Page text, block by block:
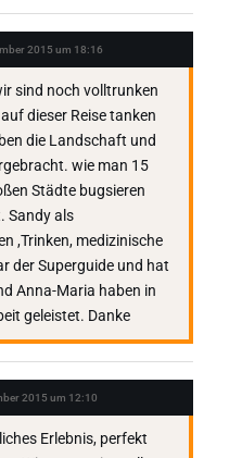
2015 um 18:16
sind noch volltrunken
dieser Reise tanken
die Landschaft und
wie man 15
Städte bugsieren
Sandy als
,Trinken, medizinische
der Superguide und hat
Anna-Maria haben in
geleistet. Danke
2015 um 12:10
Erlebnis, perfekt